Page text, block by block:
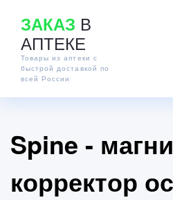
ЗАКАЗ В
АПТЕКЕ
Товары из аптеки с
быстрой доставкой по
всей России
Spine -
корректор